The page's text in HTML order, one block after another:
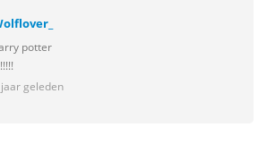
potter
geleden